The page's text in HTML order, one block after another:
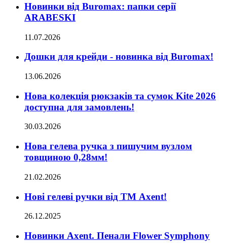
Новинки від Buromax: папки серії
ARABESKI
11.07.2026
Дошки для крейди - новинка від Buromax!
13.06.2026
Нова колекція рюкзаків та сумок Kite 2026
доступна для замовлень!
30.03.2026
Нова гелева ручка з пишучим вузлом
товщиною 0,28мм!
21.02.2026
Нові гелеві ручки від ТМ Axent!
26.12.2025
Новинки Axent. Пенали Flower Symphony